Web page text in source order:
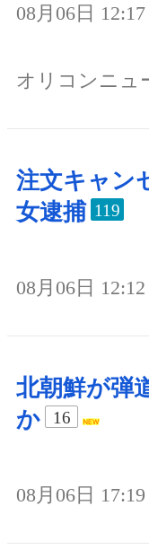
08月06日 12:17
オリコンニュ
注文キャン
女逮捕 119
08月06日 12:12
北朝鮮が弾
か
16
08月06日 17:19